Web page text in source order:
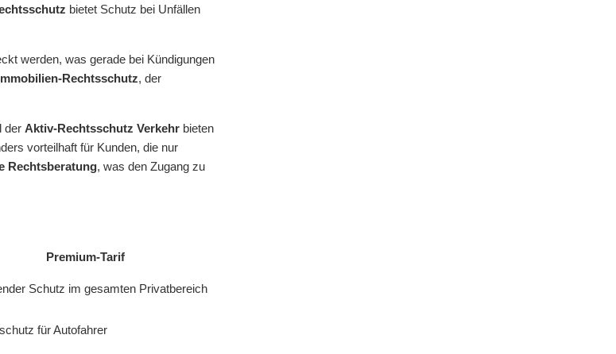
bietet Schutz bei Unfällen
werden, was gerade bei Kündigungen
Rechtsschutz, der
der Aktiv-Rechtsschutz Verkehr bieten
vorteilhaft für Kunden, die nur
Rechtsberatung, was den Zugang zu
Premium-Tarif
Schutz im gesamten Privatbereich
für Autofahrer